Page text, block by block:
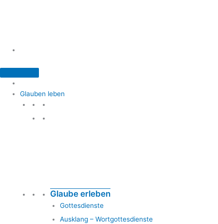
Glauben leben
Glaube erleben
Gottesdienste
Ausklang – Wortgottesdienste